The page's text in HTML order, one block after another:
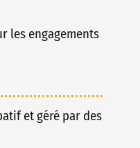
les engagements
et géré par des